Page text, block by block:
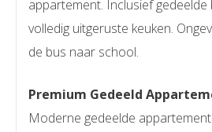
appartement. Inclusief
volledig uitgeruste keuken.
de bus naar school.
Premium Gedeeld
Moderne gedeelde